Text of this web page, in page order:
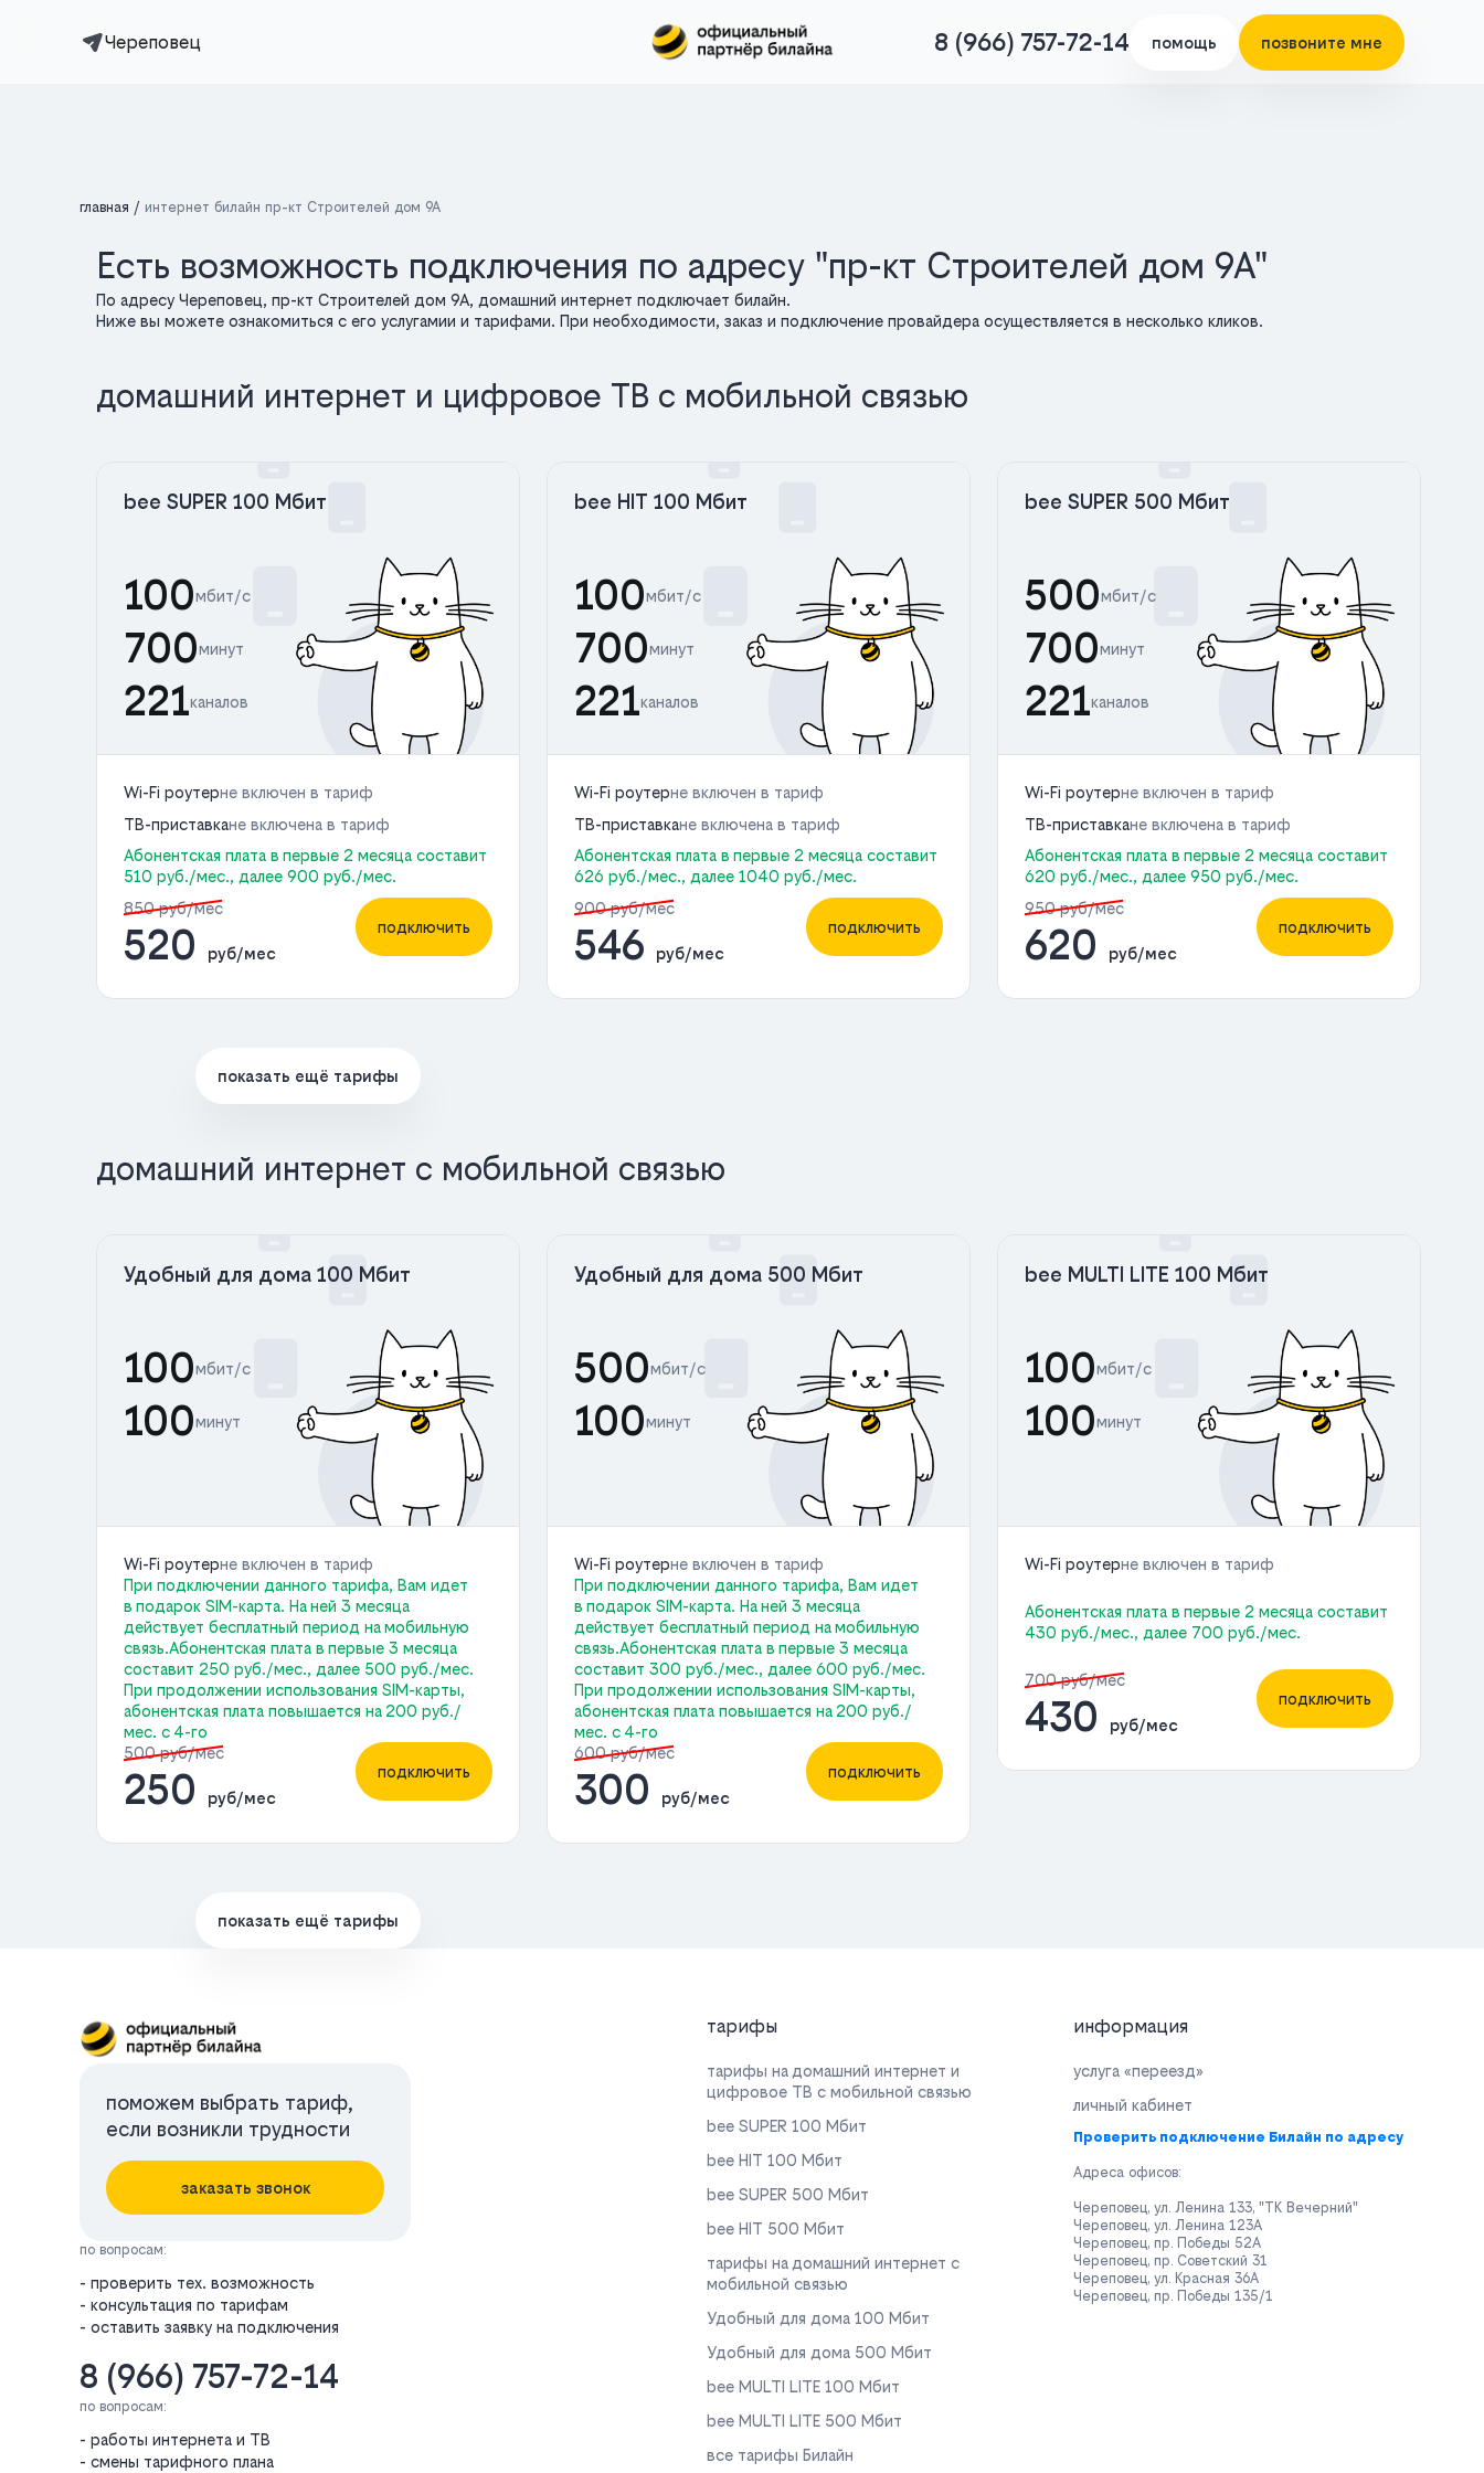
Череповец 8 (966) 757-72-14 помощь позвоните мне
главная интернет билайн пр-кт Строителей дом 9А
Есть возможность подключения по адресу "пр-кт Строителей дом 9А"
По адресу Череповец, пр-кт Строителей дом 9А, домашний интернет подключает билайн.
Ниже вы можете ознакомиться с его услугамии и тарифами. При необходимости, заказ и подключение провайдера осуществляется в несколько кликов.
домашний интернет и цифровое ТВ с мобильной связью
bee SUPER 100 Мбит
100мбит/с
700минут
221каналов
Wi-Fi роутерне включен в тариф
ТВ-приставкане включена в тариф
Абонентская плата в первые 2 месяца составит
510 руб./мес., далее 900 руб./мес.
850 руб/мес
520 руб/мес
подключить
bee HIT 100 Мбит
100мбит/с
700минут
221каналов
Wi-Fi роутерне включен в тариф
ТВ-приставкане включена в тариф
Абонентская плата в первые 2 месяца составит
626 руб./мес., далее 1040 руб./мес.
900 руб/мес
546 руб/мес
подключить
bee SUPER 500 Мбит
500мбит/с
700минут
221каналов
Wi-Fi роутерне включен в тариф
ТВ-приставкане включена в тариф
Абонентская плата в первые 2 месяца составит
620 руб./мес., далее 950 руб./мес.
950 руб/мес
620 руб/мес
подключить
показать ещё тарифы
домашний интернет с мобильной связью
Удобный для дома 100 Мбит
100мбит/с
100минут
Wi-Fi роутерне включен в тариф
При подключении данного тарифа, Вам идет
в подарок SIM-карта. На ней 3 месяца
действует бесплатный период на мобильную
связь.Абонентская плата в первые 3 месяца
составит 250 руб./мес., далее 500 руб./мес.
При продолжении использования SIM-карты,
абонентская плата повышается на 200 руб./
мес. с 4-го
500 руб/мес
250 руб/мес
подключить
Удобный для дома 500 Мбит
500мбит/с
100минут
Wi-Fi роутерне включен в тариф
При подключении данного тарифа, Вам идет
в подарок SIM-карта. На ней 3 месяца
действует бесплатный период на мобильную
связь.Абонентская плата в первые 3 месяца
составит 300 руб./мес., далее 600 руб./мес.
При продолжении использования SIM-карты,
абонентская плата повышается на 200 руб./
мес. с 4-го
600 руб/мес
300 руб/мес
подключить
bee MULTI LITE 100 Мбит
100мбит/с
100минут
Wi-Fi роутерне включен в тариф
Абонентская плата в первые 2 месяца составит
430 руб./мес., далее 700 руб./мес.
700 руб/мес
430 руб/мес
подключить
показать ещё тарифы
поможем выбрать тариф,
если возникли трудности
заказать звонок
по вопросам:
- проверить тех. возможность
- консультация по тарифам
- оставить заявку на подключения
8 (966) 757-72-14
по вопросам:
- работы интернета и ТВ
- смены тарифного плана
тарифы
тарифы на домашний интернет и
цифровое ТВ с мобильной связью
bee SUPER 100 Мбит
bee HIT 100 Мбит
bee SUPER 500 Мбит
bee HIT 500 Мбит
тарифы на домашний интернет с
мобильной связью
Удобный для дома 100 Мбит
Удобный для дома 500 Мбит
bee MULTI LITE 100 Мбит
bee MULTI LITE 500 Мбит
все тарифы Билайн
информация
услуга «переезд»
личный кабинет
Проверить подключение Билайн по адресу
Адреса офисов:
Череповец, ул. Ленина 133, "ТК Вечерний"
Череповец, ул. Ленина 123А
Череповец, пр. Победы 52А
Череповец, пр. Советский 31
Череповец, ул. Красная 36А
Череповец, пр. Победы 135/1